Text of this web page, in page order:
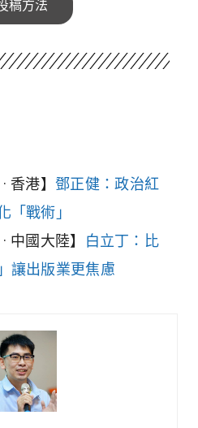
稿方法
香港】 鄧正健：政治紅
「戰術」
中國大陸】
白立丁：比
讓出版業更焦慮